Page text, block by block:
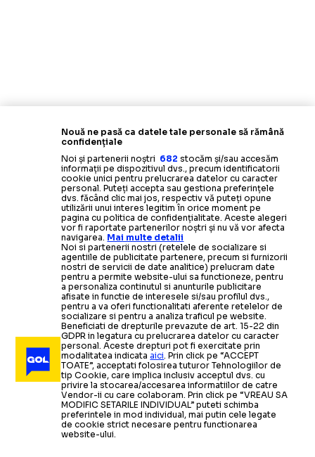
Nouă ne pasă ca datele tale personale să rămână
confidențiale
Noi și partenerii noștri 682 stocăm și/sau accesăm
informații pe dispozitivul dvs., precum identificatorii
cookie unici pentru prelucrarea datelor cu caracter
personal. Puteți accepta sau gestiona preferințele
dvs. făcând clic mai jos, respectiv vă puteți opune
utilizării unui interes legitim în orice moment pe
pagina cu politica de confidențialitate. Aceste alegeri
vor fi raportate partenerilor noștri și nu vă vor afecta
navigarea. Mai multe detalii
Noi si partenerii nostri (retelele de socializare si
agentiile de publicitate partenere, precum si furnizorii
nostri de servicii de date analitice) prelucram date
pentru a permite website-ului sa functioneze, pentru
a personaliza continutul si anunturile publicitare
afisate in functie de interesele si/sau profilul dvs.,
pentru a va oferi functionalitati aferente retelelor de
socializare si pentru a analiza traficul pe website.
Beneficiati de drepturile prevazute de art. 15-22 din
GDPR in legatura cu prelucrarea datelor cu caracter
personal. Aceste drepturi pot fi exercitate prin
modalitatea indicataaici. Prin click pe “ACCEPT
TOATE”, acceptati folosirea tuturor Tehnologiilor de
tip Cookie, care implica inclusiv acceptul dvs. cu
privire la stocarea/accesarea informatiilor de catre
Vendor-ii cu care colaboram. Prin click pe “VREAU SA
MODIFIC SETARILE INDIVIDUAL” puteti schimba
preferintele in mod individual, mai putin cele legate
de cookie strict necesare pentru functionarea
website-ului.